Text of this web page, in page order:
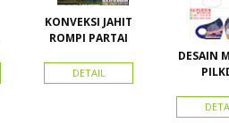
KONVEKSI JAHIT
ROMPI PARTAI
DETAIL
DESAIN
Calon